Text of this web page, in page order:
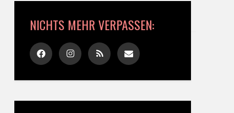
NICHTS MEHR VERPASSEN: